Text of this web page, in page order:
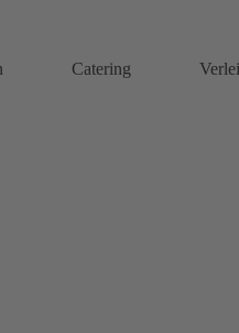
Catering